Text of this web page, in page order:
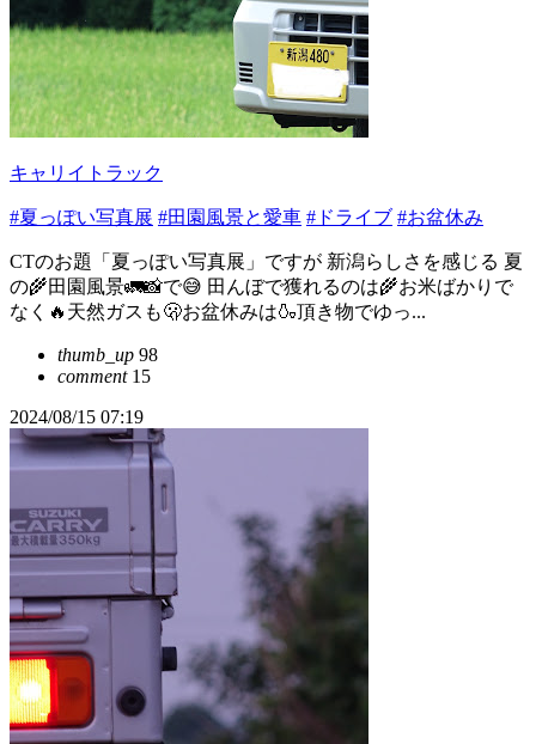
キャリイトラック
#夏っぽい写真展 #田園風景と愛車 #ドライブ #お盆休み
CTのお題「夏っぽい写真展」ですが 新潟らしさを感じる 夏
の🌾田園風景🚛📸で😅 田んぼで獲れるのは🌾お米ばかりで
なく🔥天然ガスも🫢お盆休みは🍶頂き物でゆっ...
thumb_up 98
comment15
2024/08/15 07:19